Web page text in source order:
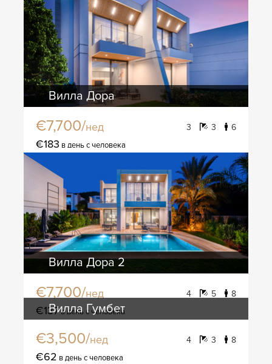
Вилла Дора
€7,700/нед 3 3 6
€183 в день с человека
Вилла Дора 2
€7,700/нед 4 5 8
€137в день с человека
Вилла Гумбет
€3,500/нед 4 3 8
€62 в день с человека